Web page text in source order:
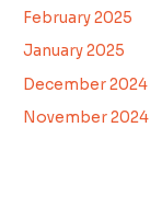
February 2025
January 2025
December 2024
November 2024